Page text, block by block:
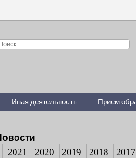
Иная деятельность Прием
2021 2020 2019 2018 2017